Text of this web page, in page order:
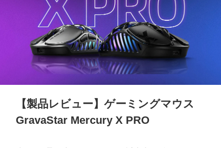
【製品レビュー】ゲーミングマウス
GravaStar Mercury X PRO